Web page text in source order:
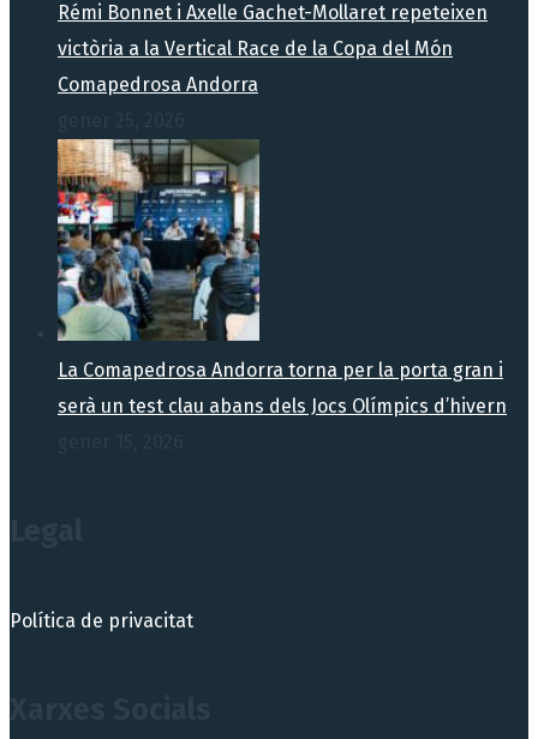
Rémi Bonnet i Axelle Gachet-Mollaret repeteixen
victòria a la Vertical Race de la Copa del Món
Comapedrosa Andorra
La Comapedrosa Andorra torna per la porta gran i
serà un test clau abans dels Jocs Olímpics d’hivern
Política de privacitat